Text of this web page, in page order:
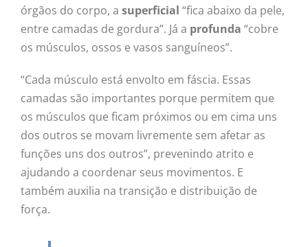
órgãos do corpo, a superficial “fica abaixo da pele,
entre camadas de gordura”. Já a profunda “cobre
os músculos, ossos e vasos sanguíneos”.
“Cada músculo está envolto em fáscia. Essas
camadas são importantes porque permitem que
os músculos que ficam próximos ou em cima uns
dos outros se movam livremente sem afetar as
funções uns dos outros”, prevenindo atrito e
ajudando a coordenar seus movimentos. E
também auxilia na transição e distribuição de
força.